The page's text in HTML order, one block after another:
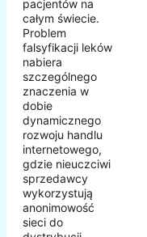
pacjentów na
całym świecie.
Problem
falsyfikacji leków
nabiera
szczególnego
znaczenia w
dobie
dynamicznego
rozwoju handlu
internetowego,
gdzie nieuczciwi
sprzedawcy
wykorzystują
anonimowość
sieci do